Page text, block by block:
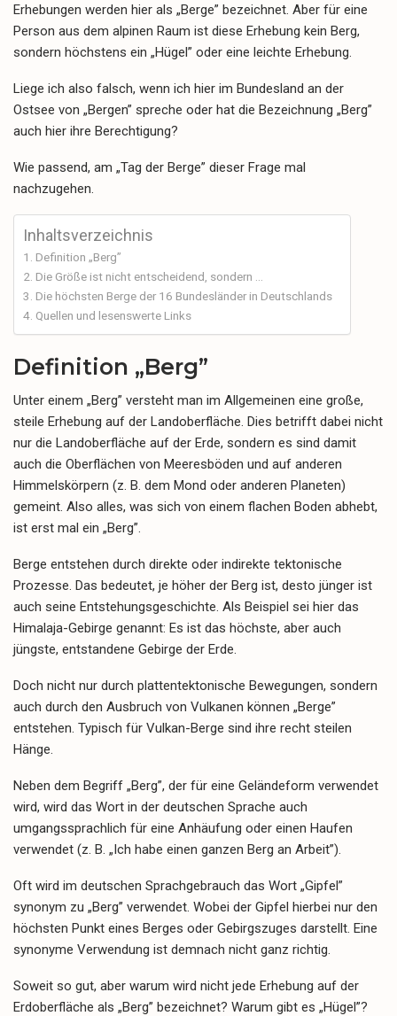
Erhebungen werden hier als „Berge” bezeichnet. Aber für eine
Person aus dem alpinen Raum ist diese Erhebung kein Berg,
sondern höchstens ein „Hügel” oder eine leichte Erhebung.
Liege ich also falsch, wenn ich hier im Bundesland an der
Ostsee von „Bergen” spreche oder hat die Bezeichnung „Berg”
auch hier ihre Berechtigung?
Wie passend, am „Tag der Berge” dieser Frage mal
nachzugehen.
Inhaltsverzeichnis
Definition „Berg”
Die Größe ist nicht entscheidend, sondern …
Die höchsten Berge der 16 Bundesländer in Deutschlands
Quellen und lesenswerte Links
Definition „Berg”
Unter einem „Berg” versteht man im Allgemeinen eine große,
steile Erhebung auf der Landoberfläche. Dies betrifft dabei nicht
nur die Landoberfläche auf der Erde, sondern es sind damit
auch die Oberflächen von Meeresböden und auf anderen
Himmelskörpern (z. B. dem Mond oder anderen Planeten)
gemeint. Also alles, was sich von einem flachen Boden abhebt,
ist erst mal ein „Berg”.
Berge entstehen durch direkte oder indirekte tektonische
Prozesse. Das bedeutet, je höher der Berg ist, desto jünger ist
auch seine Entstehungsgeschichte. Als Beispiel sei hier das
Himalaja-Gebirge genannt: Es ist das höchste, aber auch
jüngste, entstandene Gebirge der Erde.
Doch nicht nur durch plattentektonische Bewegungen, sondern
auch durch den Ausbruch von Vulkanen können „Berge”
entstehen. Typisch für Vulkan-Berge sind ihre recht steilen
Hänge.
Neben dem Begriff „Berg”, der für eine Geländeform verwendet
wird, wird das Wort in der deutschen Sprache auch
umgangssprachlich für eine Anhäufung oder einen Haufen
verwendet (z. B. „Ich habe einen ganzen Berg an Arbeit”).
Oft wird im deutschen Sprachgebrauch das Wort „Gipfel”
synonym zu „Berg” verwendet. Wobei der Gipfel hierbei nur den
höchsten Punkt eines Berges oder Gebirgszuges darstellt. Eine
synonyme Verwendung ist demnach nicht ganz richtig.
Soweit so gut, aber warum wird nicht jede Erhebung auf der
Erdoberfläche als „Berg” bezeichnet? Warum gibt es „Hügel”?